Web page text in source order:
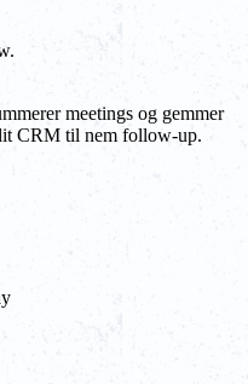
meetings og gemmer
CRM til nem follow-up.